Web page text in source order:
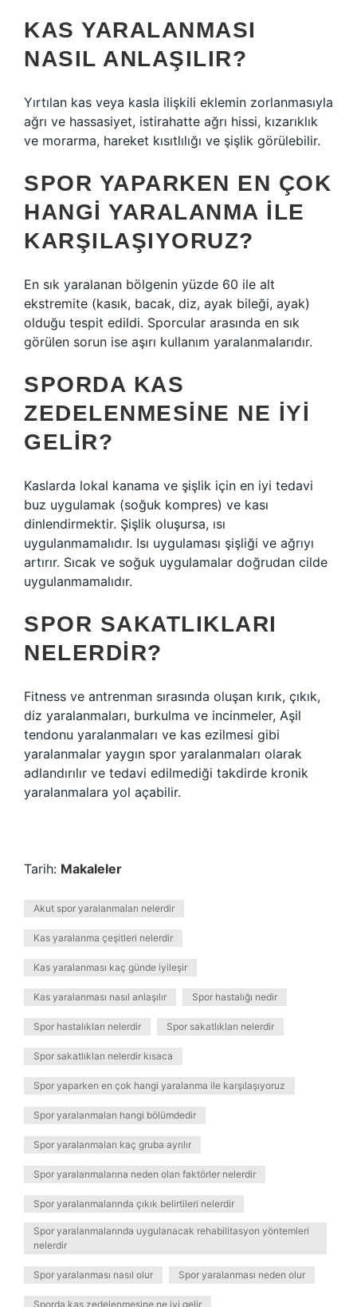
KAS YARALANMASI
NASIL ANLAŞILIR?
Yırtılan kas veya kasla ilişkili eklemin zorlanmasıyla
ağrı ve hassasiyet, istirahatte ağrı hissi, kızarıklık
ve morarma, hareket kısıtlılığı ve şişlik görülebilir.
SPOR YAPARKEN EN ÇOK
HANGI YARALANMA ILE
KARŞILAŞIYORUZ?
En sık yaralanan bölgenin yüzde 60 ile alt
ekstremite (kasık, bacak, diz, ayak bileği, ayak)
olduğu tespit edildi. Sporcular arasında en sık
görülen sorun ise aşırı kullanım yaralanmalarıdır.
SPORDA KAS
ZEDELENMESINE NE IYI
GELIR?
Kaslarda lokal kanama ve şişlik için en iyi tedavi
buz uygulamak (soğuk kompres) ve kası
dinlendirmektir. Şişlik oluşursa, ısı
uygulanmamalıdır. Isı uygulaması şişliği ve ağrıyı
artırır. Sıcak ve soğuk uygulamalar doğrudan cilde
uygulanmamalıdır.
SPOR SAKATLIKLARI
NELERDIR?
Fitness ve antrenman sırasında oluşan kırık, çıkık,
diz yaralanmaları, burkulma ve incinmeler, Aşil
tendonu yaralanmaları ve kas ezilmesi gibi
yaralanmalar yaygın spor yaralanmaları olarak
adlandırılır ve tedavi edilmediği takdirde kronik
yaralanmalara yol açabilir.
Tarih: Makaleler
Akut spor yaralanmaları nelerdir
Kas yaralanma çeşitleri nelerdir
Kas yaralanması kaç günde iyileşir
Kas yaralanması nasıl anlaşılır Spor hastalığı nedir
Spor hastalıkları nelerdir Spor sakatlıkları nelerdir
Spor sakatlıkları nelerdir kısaca
Spor yaparken en çok hangi yaralanma ile karşılaşıyoruz
Spor yaralanmaları hangi bölümdedir
Spor yaralanmaları kaç gruba ayrılır
Spor yaralanmalarına neden olan faktörler nelerdir
Spor yaralanmalarında çıkık belirtileri nelerdir
Spor yaralanmalarında uygulanacak rehabilitasyon yöntemleri
nelerdir
Spor yaralanması nasıl olur Spor yaralanması neden olur
Sporda kas zedelenmesine ne iyi gelir